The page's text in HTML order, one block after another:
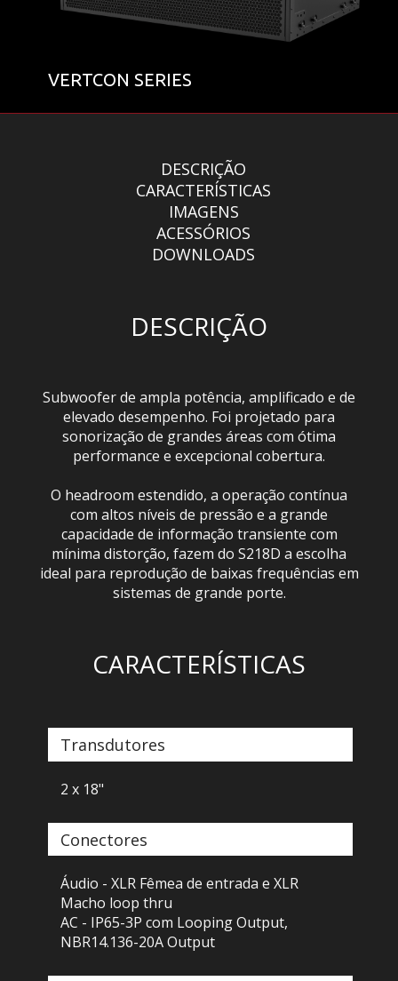
VERTCON SERIES
DESCRIÇÃO
CARACTERÍSTICAS
IMAGENS
ACESSÓRIOS
DOWNLOADS
DESCRIÇÃO
Subwoofer de ampla potência, amplificado e de
elevado desempenho. Foi projetado para
sonorização de grandes áreas com ótima
performance e excepcional cobertura.
O headroom estendido, a operação contínua
com altos níveis de pressão e a grande
capacidade de informação transiente com
mínima distorção, fazem do S218D a escolha
ideal para reprodução de baixas frequências em
sistemas de grande porte.
CARACTERÍSTICAS
Transdutores
2 x 18"
Conectores
Áudio - XLR Fêmea de entrada e XLR
Macho loop thru
AC - IP65-3P com Looping Output,
NBR14.136-20A Output